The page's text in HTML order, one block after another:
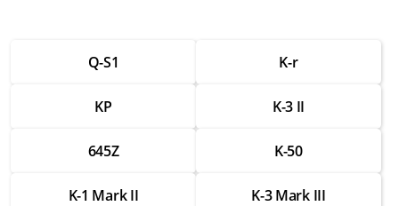
Ремонт разъемов для подключения
аксессуаров
Замена вспышки
Q-S1 K-r
KP K-3 II
645Z K-50
K-1 Mark II K-3 Mark III